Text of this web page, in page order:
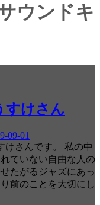
ウンドキ
すけさん
09-01
けさんです。 私の中
ていない自由な人の
たがるジャズにあっ
前のことを大切にし